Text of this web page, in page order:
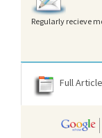
Regularly recieve
Full Article